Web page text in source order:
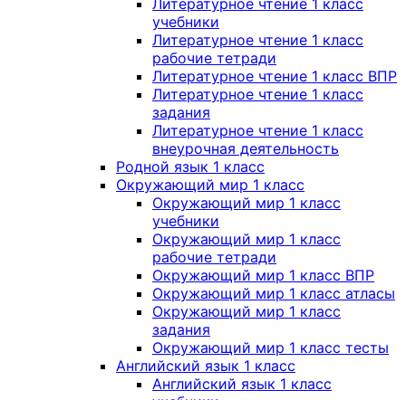
Литературное чтение 1 класс
учебники
Литературное чтение 1 класс
рабочие тетради
Литературное чтение 1 класс ВПР
Литературное чтение 1 класс
задания
Литературное чтение 1 класс
внеурочная деятельность
Родной язык 1 класс
Окружающий мир 1 класс
Окружающий мир 1 класс
учебники
Окружающий мир 1 класс
рабочие тетради
Окружающий мир 1 класс ВПР
Окружающий мир 1 класс атласы
Окружающий мир 1 класс
задания
Окружающий мир 1 класс тесты
Английский язык 1 класс
Английский язык 1 класс